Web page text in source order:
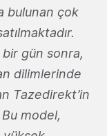
bulunan çok
gün sonra,
dilimlerinde
Tazedirekt’in
model,